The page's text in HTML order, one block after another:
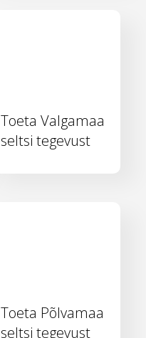
Toeta Valgamaa
seltsi tegevust
Toeta Põlvamaa
seltsi tegevust